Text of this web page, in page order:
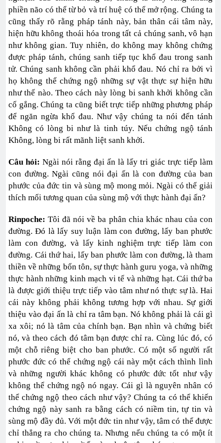
phiền não có thể từ bỏ và trí huệ có thể mở rộng. Chúng ta
cũng thấy rõ rằng pháp tánh này, bản thân cái tâm này,
hiện hữu không thoái hóa trong tất cả chúng sanh, vô hạn
như không gian. Tuy nhiên, do không may không chứng
được pháp tánh, chúng sanh tiếp tục khổ đau trong sanh
tử. Chúng sanh không cần phải khổ đau. Nó chỉ ra bởi vì
họ không thể chứng ngộ những sự vật thực sự hiện hữu
như thế nào. Theo cách này lòng bi sanh khởi không cần
cố gắng. Chúng ta cũng biết trực tiếp những phương pháp
để ngăn ngừa khổ đau. Như vậy chúng ta nói đến tánh
Không có lòng bi như là tinh túy. Nếu chứng ngộ tánh
Không, lòng bi rất mãnh liệt sanh khởi.
Câu hỏi: Ngài nói rằng đại ấn là lấy tri giác trực tiếp làm
con đường. Ngài cũng nói đại ấn là con đường của ban
phước của đức tin và sùng mộ mong mỏi. Ngài có thể giải
thích mối tương quan của sùng mộ với thực hành đại ấn?
Rinpoche:Tôi đã nói về ba phân chia khác nhau của con
đường. Đó là lấy suy luận làm con đường, lấy ban phước
làm con đường, và lấy kinh nghiệm trực tiếp làm con
đường. Cái thứ hai, lấy ban phước làm con đường, là tham
thiền về những bổn tôn, sự thực hành guru yoga, và những
thực hành những kinh mạch vi tế và những hạt. Cái thứ ba
là được giới thiệu trực tiếp vào tâm như nó thực sự là. Hai
cái này không phải không tương hợp với nhau. Sự giới
thiệu vào đại ấn là chỉ ra tâm bạn. Nó không phải là cái gì
xa xôi; nó là tâm của chính bạn. Bạn nhìn và chứng biết
nó, và theo cách đó tâm bạn được chỉ ra. Cùng lúc đó, có
một chỗ riêng biệt cho ban phước. Có một số người rất
phước đức có thể chứng ngộ cái này một cách thình lình
và những người khác không có phước đức tốt như vậy
không thể chứng ngộ nó ngay. Cái gì là nguyên nhân có
thể chứng ngộ theo cách như vậy? Chúng ta có thể khiến
chứng ngộ này sanh ra bằng cách có niềm tin, tự tin và
sùng mộ đầy đủ. Với một đức tin như vậy, tâm có thể được
chỉ thẳng ra cho chúng ta. Nhưng nếu chúng ta có một ít